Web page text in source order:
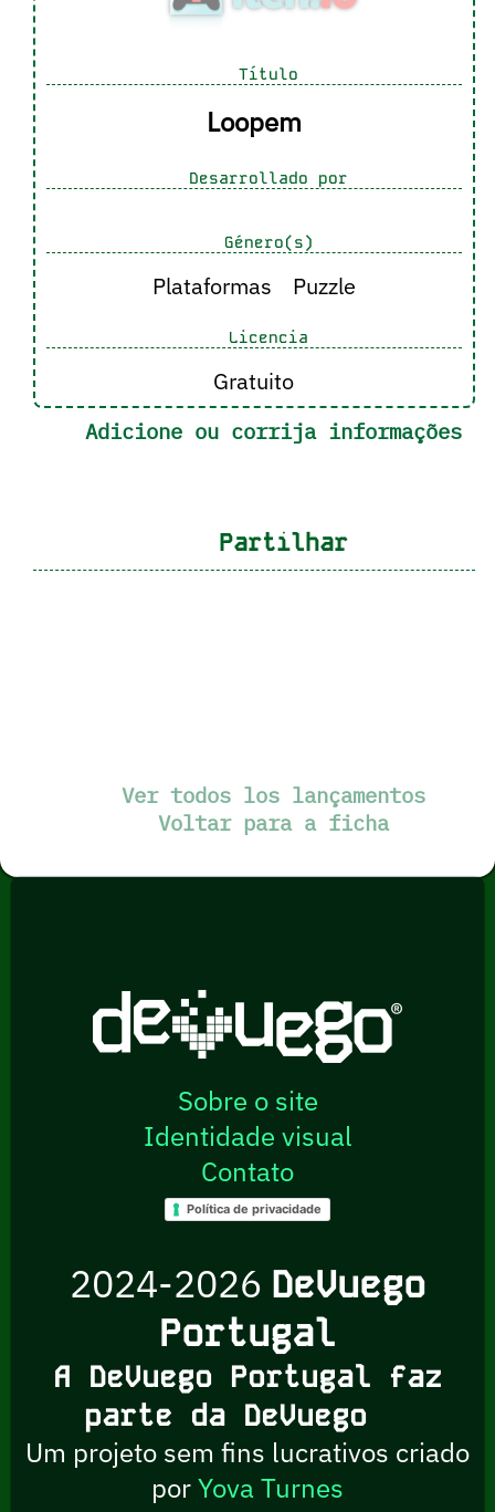
Título
Loopem
Desarrollado por
Género(s)
Plataformas Puzzle
Licencia
Gratuito
Adicione ou corrija informações
Partilhar
Ver todos los lançamentos
Voltar para a ficha
Sobre o site
Identidade visual
Contato
Política de privacidade
2024-2026 DeVuego
Portugal
A DeVuego Portugal faz
parte da DeVuego
Um projeto sem fins lucrativos criado
porYova Turnes